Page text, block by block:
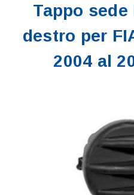
Tappo
destro per
2004 al